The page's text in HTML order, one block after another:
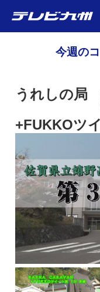
今週の
うれしの局
ラファ
+FUKKOツ